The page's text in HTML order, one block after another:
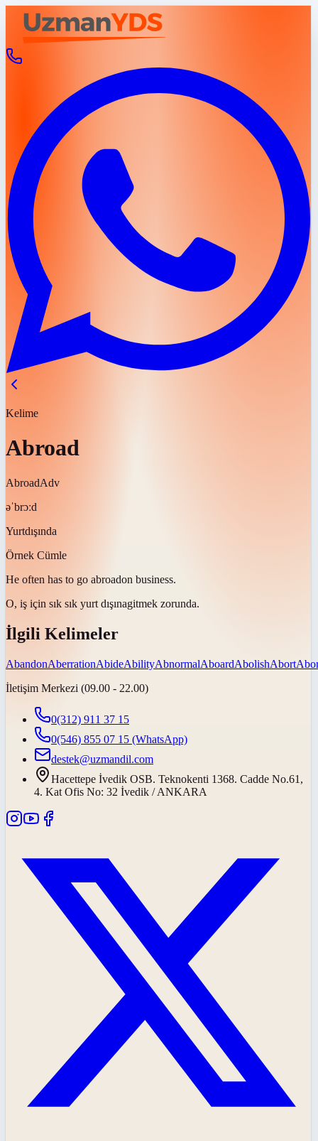
Kelime
Abroad
AbroadAdv
əˈbrɔːd
Yurtdışında
Örnek Cümle
He often has to go abroadon business.
O, iş için sık sık yurt dışınagitmek zorunda.
İlgili Kelimeler
AbandonAberrationAbideAbilityAbnormalAboardAbolishAbort
İletişim Merkezi (09.00 - 22.00)
0(312) 911 37 15
0(546) 855 07 15 (WhatsApp)
destek@uzmandil.com
Hacettepe İvedik OSB. Teknokenti 1368. Cadde No.61,
4. Kat Ofis No: 32 İvedik / ANKARA